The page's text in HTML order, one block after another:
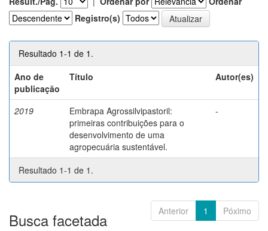
Registro(s)
Resultado 1-1 de 1.
Ano de
publicação
Título Autor(es)
2019
Embrapa Agrossilvipastoril:
primeiras contribuições para o
desenvolvimento de uma
agropecuária sustentável.
-
Resultado 1-1 de 1.
Anterior 1 Póximo
Busca facetada